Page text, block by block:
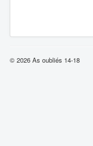
© 2026 As oubliés 14-18